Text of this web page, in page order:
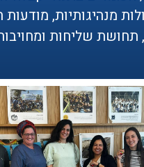
מנהיגותיות,
תחושת שליחות